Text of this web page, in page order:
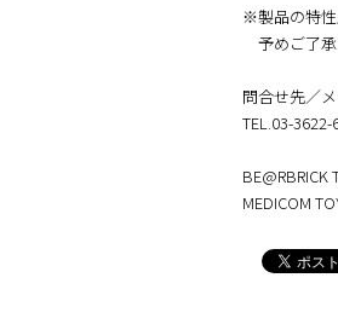
※製品の特性
予めご了承
問合せ先／
TEL.03-3622-
BE@RBRICK
MEDICOM